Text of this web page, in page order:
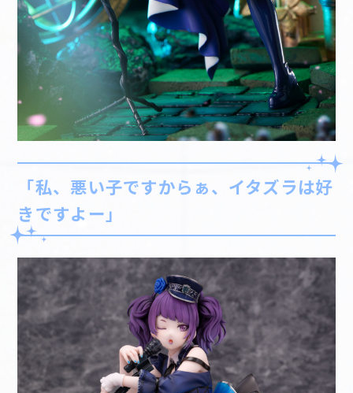
「私、悪い子ですからぁ、イタズラは好
きですよー」